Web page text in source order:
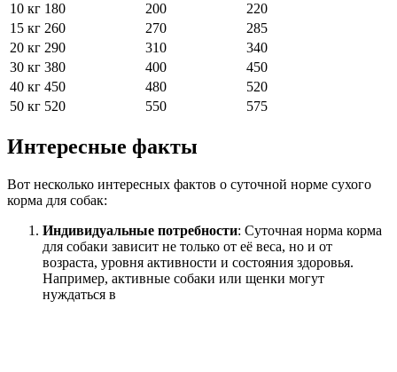
10 кг 180 200
220
15 кг 260 270
285
20 кг 290 310
340
30 кг 380 400
450
40 кг 450 480
520
50 кг 520 550 575
Интересные факты
Вот несколько интересных фактов о суточной норме сухого
корма для собак:
Индивидуальные потребности: Суточная норма корма
для собаки зависит не только от её веса, но и от
возраста, уровня активности и состояния здоровья.
Например, активные собаки или щенки могут
нуждаться в